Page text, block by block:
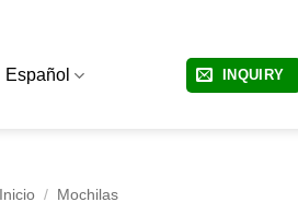
Español INQUIRY
Inicio / Mochilas